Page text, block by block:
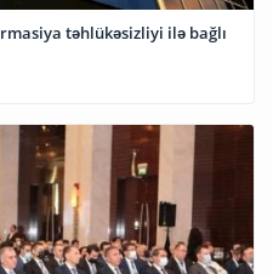
təhlükəsizliyi ilə bağlı